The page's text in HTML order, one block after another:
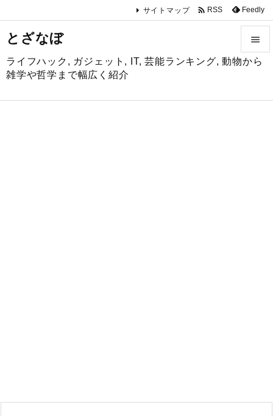
とざなぼ
ライフハック, ガジェット, IT, 芸能ランキング, 動物から
雑学や哲学まで幅広く紹介



サイトマップ  RSS Feedly